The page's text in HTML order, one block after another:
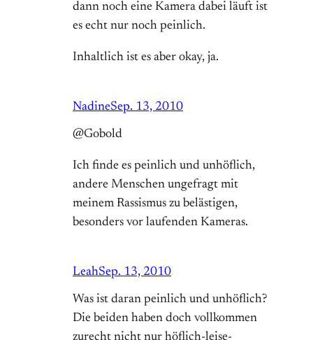
dann noch eine Kamera dabei läuft ist
es echt nur noch peinlich.
Inhaltlich ist es aber okay, ja.
NadineSep. 13, 2010
@Gobold
Ich finde es peinlich und unhöflich,
andere Menschen ungefragt mit
meinem Rassismus zu belästigen,
besonders vor laufenden Kameras.
LeahSep. 13, 2010
Was ist daran peinlich und unhöflich?
Die beiden haben doch vollkommen
zurecht nicht nur höflich-leise-